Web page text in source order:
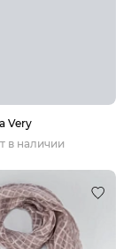
Very
в наличии